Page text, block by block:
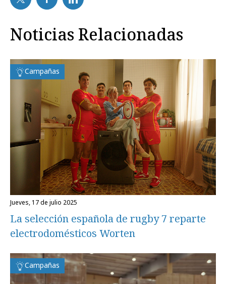
Noticias Relacionadas
Campañas
jueves, 17 de julio 2025
La selección española de rugby 7 reparte
electrodomésticos Worten
Campañas